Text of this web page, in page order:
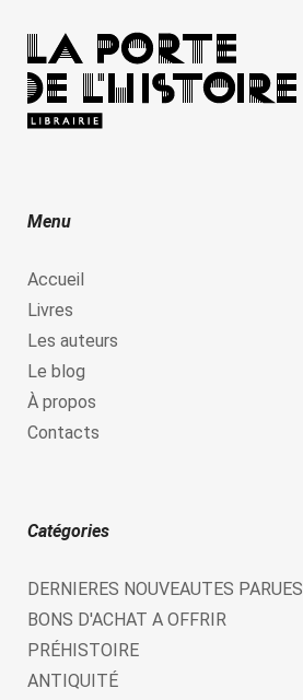
Menu
Accueil
Livres
Les auteurs
Le blog
À propos
Contacts
Catégories
DERNIERES NOUVEAUTES PARUES
BONS D'ACHAT A OFFRIR
PRÉHISTOIRE
ANTIQUITÉ